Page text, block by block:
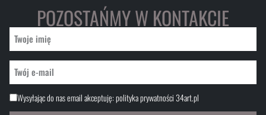
POZOSTAŃMY W KONTAKCIE
Wysyłając do nas email akceptuję:polityka prywatności 34art.pl